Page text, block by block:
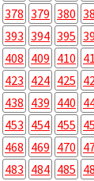
378 379 380
393 394 395
408 409 410
423 424 425
438 439 440
453 454 455
468 469 470
483 484 485